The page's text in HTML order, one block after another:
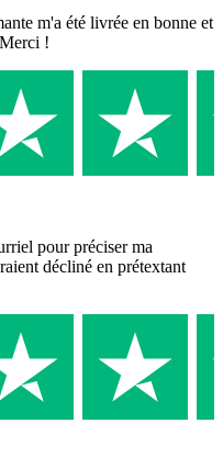
m'a été livrée en bonne et
!
pour préciser ma
décliné en prétextant